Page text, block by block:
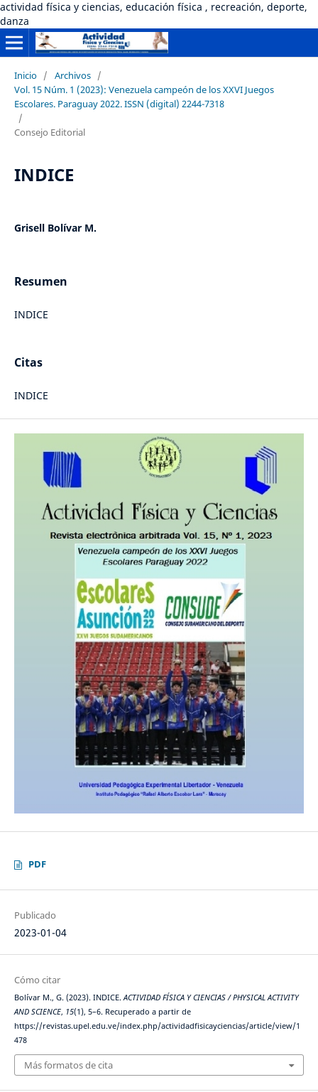
actividad física y ciencias, educación física , recreación, deporte,
danza
Inicio / Archivos /
Vol. 15 Núm. 1 (2023): Venezuela campeón de los XXVI Juegos
Escolares. Paraguay 2022. ISSN (digital) 2244-7318
/
Consejo Editorial
INDICE
Grisell Bolívar M.
Resumen
INDICE
Citas
INDICE
PDF
Publicado
2023-01-04
Cómo citar
Bolívar M., G. (2023). INDICE. ACTIVIDAD FÍSICA Y CIENCIAS / PHYSICAL ACTIVITY
AND SCIENCE, 15(1), 5–6. Recuperado a partir de
https://revistas.upel.edu.ve/index.php/actividadfisicayciencias/article/view/1
478
Más formatos de cita